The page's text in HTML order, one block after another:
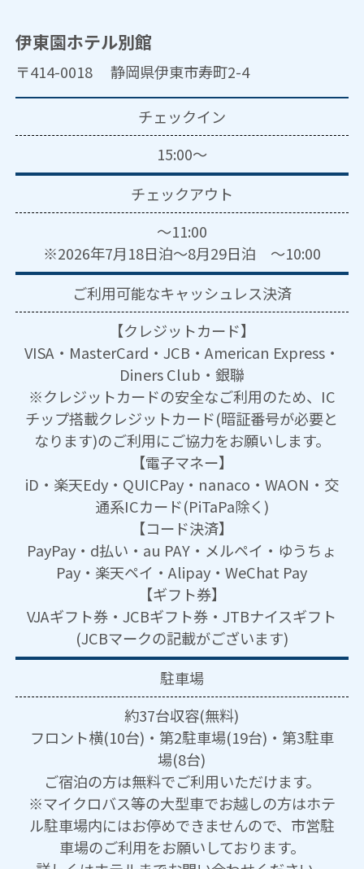
伊東園ホテル別館
〒414-0018 静岡県伊東市寿町2-4
チェックイン
15:00～
チェックアウト
～11:00
※2026年7月18日泊～8月29日泊 ～10:00
ご利用可能なキャッシュレス決済
【クレジットカード】
VISA・MasterCard・JCB・American Express・
Diners Club・銀聯
※クレジットカードの安全なご利用のため、IC
チップ搭載クレジットカード(暗証番号が必要と
なります)のご利用にご協力をお願いします。
【電子マネー】
iD・楽天Edy・QUICPay・nanaco・WAON・交
通系ICカード(PiTaPa除く)
【コード決済】
PayPay・d払い・au PAY・メルペイ・ゆうちょ
Pay・楽天ペイ・Alipay・WeChat Pay
【ギフト券】
VJAギフト券・JCBギフト券・JTBナイスギフト
(JCBマークの記載がございます)
駐車場
約37台収容(無料)
フロント横(10台)・第2駐車場(19台)・第3駐車
場(8台)
ご宿泊の方は無料でご利用いただけます。
※マイクロバス等の大型車でお越しの方はホテ
ル駐車場内にはお停めできませんので、市営駐
車場のご利用をお願いしております。